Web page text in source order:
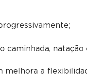
caminhada, natação
a